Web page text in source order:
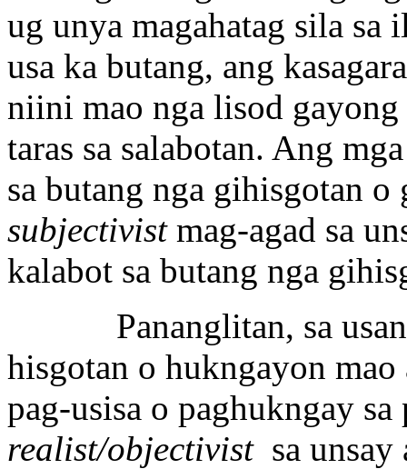
ug unya magahatag sila sa
usa ka butang, ang
niini mao nga lisod
taras sa salabotan. Ang
sa butang nga gihisgotan
subjectivistmag-agad sa
kalabot sa butang nga
Pananglitan, sa usang
hisgotan o hukngayon
pag-usisa o paghukngay
realist/objectivistsa unsay